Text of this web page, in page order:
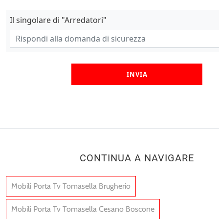
Il singolare di "Arredatori"
INVIA
CONTINUA A NAVIGARE
Mobili Porta Tv Tomasella Brugherio
Mobili Porta Tv Tomasella Cesano Boscone